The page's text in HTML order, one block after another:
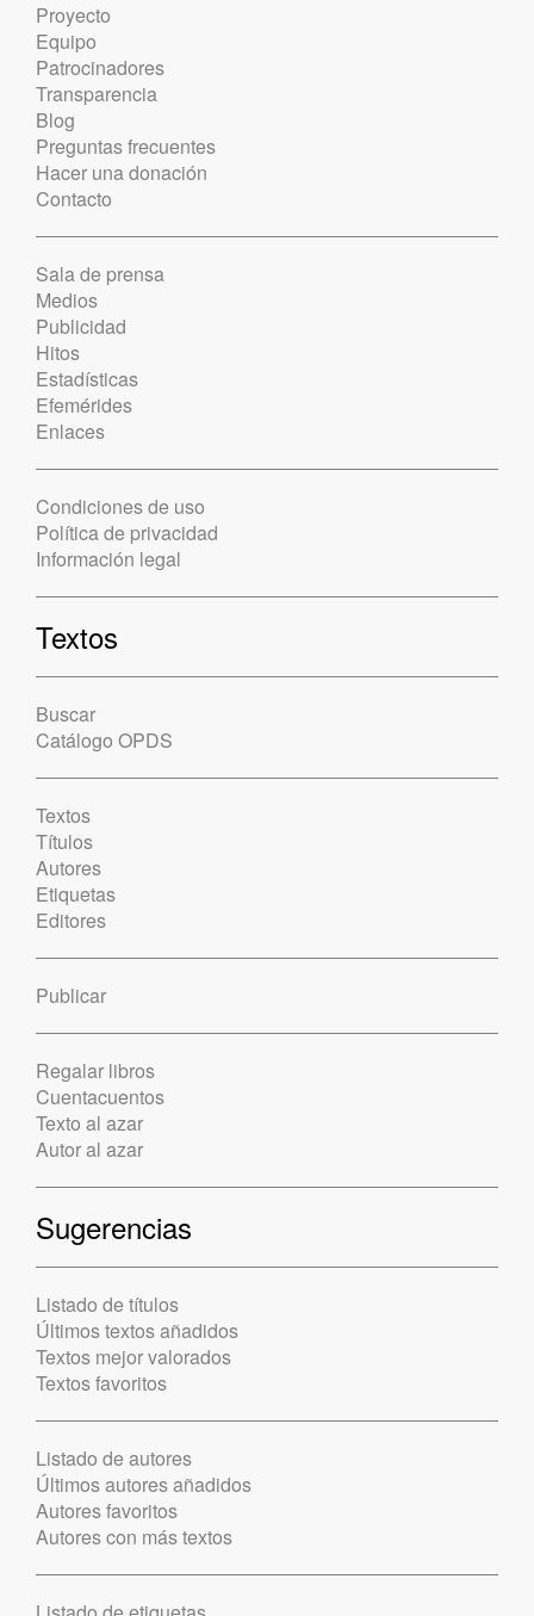
Proyecto
Equipo
Patrocinadores
Transparencia
Blog
Preguntas frecuentes
Hacer una donación
Contacto
Sala de prensa
Medios
Publicidad
Hitos
Estadísticas
Efemérides
Enlaces
Condiciones de uso
Política de privacidad
Información legal
Textos
Buscar
Catálogo OPDS
Textos
Títulos
Autores
Etiquetas
Editores
Publicar
Regalar libros
Cuentacuentos
Texto al azar
Autor al azar
Sugerencias
Listado de títulos
Últimos textos añadidos
Textos mejor valorados
Textos favoritos
Listado de autores
Últimos autores añadidos
Autores favoritos
Autores con más textos